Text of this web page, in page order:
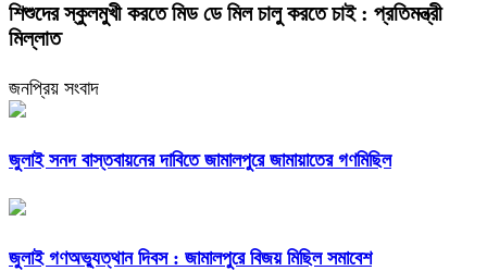
শিশুদের স্কুলমুখী করতে মিড ডে মিল চালু করতে চাই : প্রতিমন্ত্রী
মিল্লাত
জনপ্রিয় সংবাদ
জুলাই সনদ বাস্তবায়নের দাবিতে জামালপুরে জামায়াতের গণমিছিল
জুলাই গণঅভ্যুত্থান দিবস : জামালপুরে বিজয় মিছিল সমাবেশ